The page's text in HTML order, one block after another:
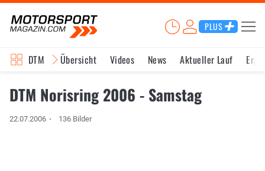
PLUS
DTM Übersicht Videos News Aktueller Lauf
DTM Norisring 2006 - Samstag
22.07.2006 136 Bilder